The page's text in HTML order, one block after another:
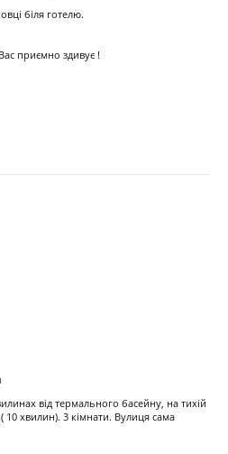
біля готелю.
приємно здивує !
від термального басейну, на тихій
10 хвилин). 3 кімнати. Вулиця сама